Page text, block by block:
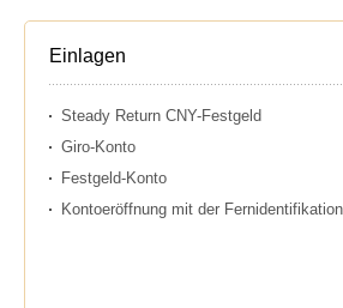
Einlagen
Steady Return CNY-Festgeld
Giro-Konto
Festgeld-Konto